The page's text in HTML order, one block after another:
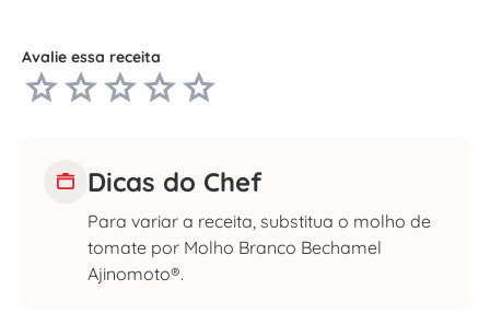
Avalie essa receita
Dicas do Chef
Para variar a receita, substitua o molho de
tomate por Molho Branco Bechamel
Ajinomoto®.